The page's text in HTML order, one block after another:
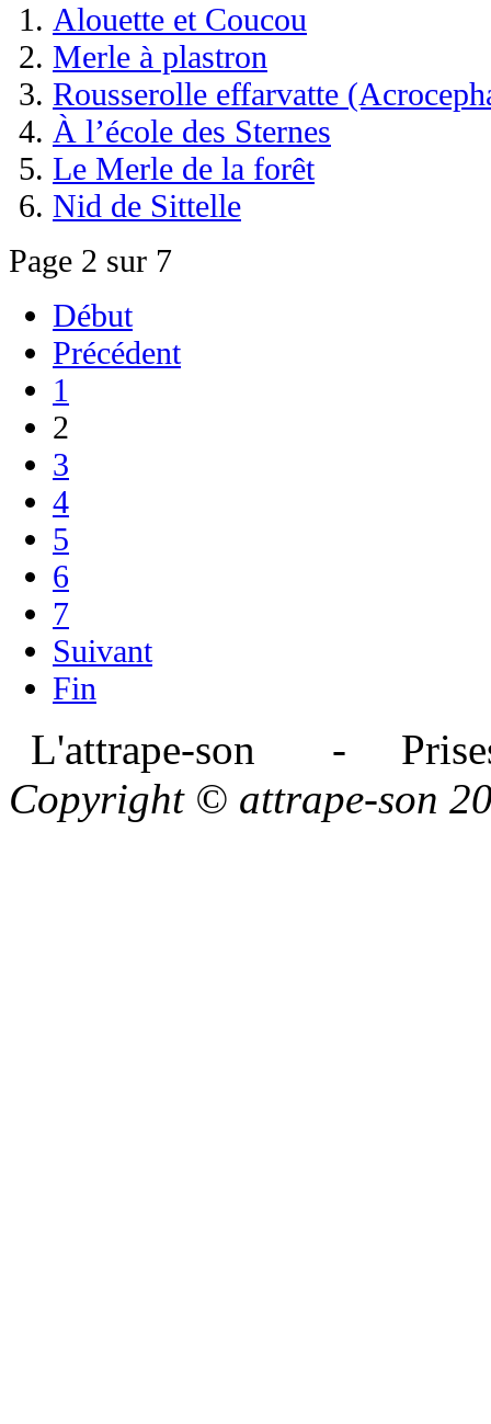
Alouette et Coucou
Merle à plastron
Rousserolle effarvatte
À l’école des Sternes
Le Merle de la forêt
Nid de Sittelle
Page 2 sur 7
Début
Précédent
1
2
3
4
5
6
7
Suivant
Fin
L'attrape-son -
Copyright © attrape-son